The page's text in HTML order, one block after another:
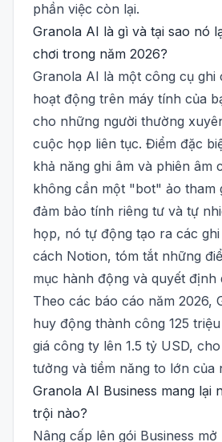
phần việc còn lại.
Granola AI là gì và tại sao nó
chơi trong năm 2026?
Granola AI là một công cụ ghi
hoạt động trên máy tính của
cho những người thường
cuộc họp liên tục. Điểm đặc
khả năng ghi âm và phiên âm
không cần một "bot" ảo tham
đảm bảo tính riêng tư và tự
họp, nó tự động tạo ra các
cách Notion, tóm tắt những
mục hành động và quyết định
Theo các báo cáo năm 2026,
huy động thành công 125
giá công ty lên 1.5 tỷ USD,
tưởng và tiềm năng to lớn của
Granola AI Business mang lại
trội nào?
Nâng cấp lên gói Business